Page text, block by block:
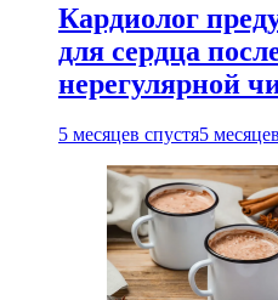
Кардиолог
для сердца
нерегулярной
5 месяцев спустя5